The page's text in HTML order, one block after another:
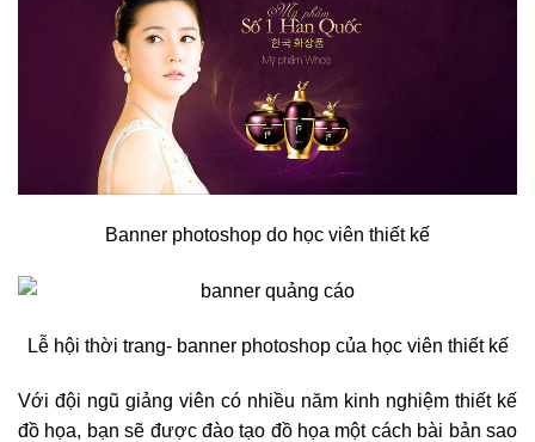
Banner photoshop do học viên thiết kế
Lễ hội thời trang- banner photoshop của học viên thiết kế
Với đội ngũ giảng viên có nhiều năm kinh nghiệm thiết kế
đồ họa, bạn sẽ được đào tạo đồ họa một cách bài bản sao